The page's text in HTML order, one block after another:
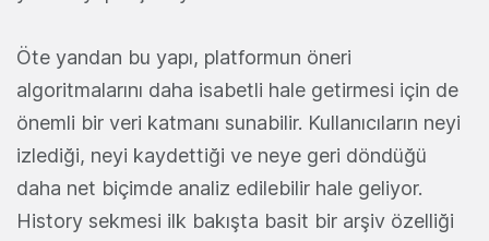
Öte yandan bu yapı, platformun öneri
algoritmalarını daha isabetli hale getirmesi için de
önemli bir veri katmanı sunabilir. Kullanıcıların neyi
izlediği, neyi kaydettiği ve neye geri döndüğü
daha net biçimde analiz edilebilir hale geliyor.
History sekmesi ilk bakışta basit bir arşiv özelliği